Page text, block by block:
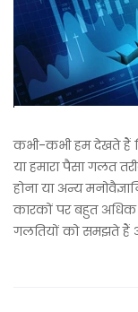
कभी-कभी हम देखते हैं
या हमारा पैसा गलत
होना या अन्य
कारकों पर बहुत अधिक
गलतियों को समझते हैं